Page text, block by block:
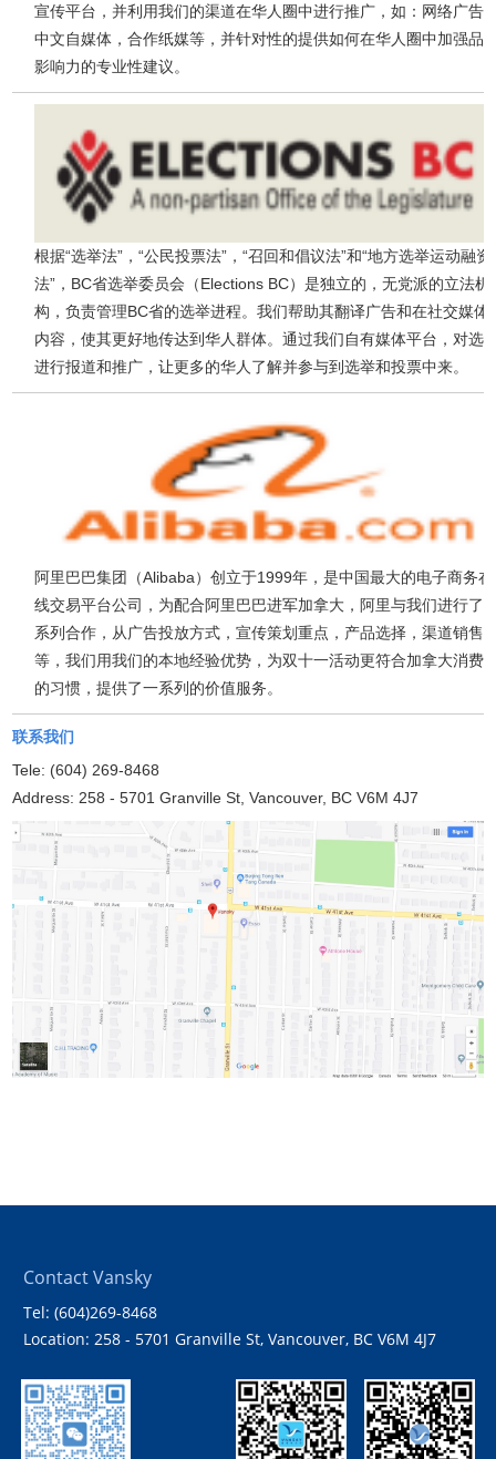
宣传平台，并利用我们的渠道在华人圈中进行推广，如：网络广告
中文自媒体，合作纸媒等，并针对性的提供如何在华人圈中加强品
影响力的专业性建议。
根据“选举法”，“公民投票法”，“召回和倡议法”和“地方选举运动融资
法”，BC省选举委员会（Elections BC）是独立的，无党派的立法机
构，负责管理BC省的选举进程。我们帮助其翻译广告和在社交媒体
内容，使其更好地传达到华人群体。通过我们自有媒体平台，对选
进行报道和推广，让更多的华人了解并参与到选举和投票中来。
阿里巴巴集团（Alibaba）创立于1999年，是中国最大的电子商务在
线交易平台公司，为配合阿里巴巴进军加拿大，阿里与我们进行了
系列合作，从广告投放方式，宣传策划重点，产品选择，渠道销售
等，我们用我们的本地经验优势，为双十一活动更符合加拿大消费
的习惯，提供了一系列的价值服务。
联系我们
Tele: (604) 269-8468
Address: 258 - 5701 Granville St, Vancouver, BC V6M 4J7
Contact Vansky
Tel: (604)269-8468
Location: 258 - 5701 Granville St, Vancouver, BC V6M 4J7